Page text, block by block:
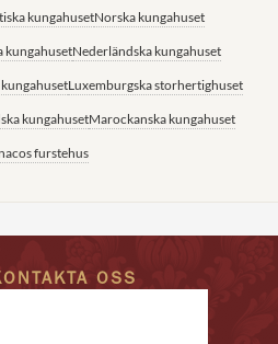
kungahusetNorska kungahuset
kungahusetNederländska kungahuset
Luxemburgska storhertighuset
kungahusetMarockanska kungahuset
furstehus
OSS